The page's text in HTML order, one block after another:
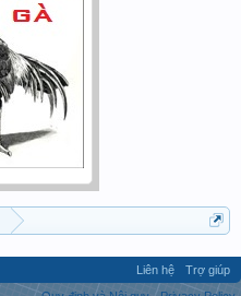
Liên hệ
Trợ giúp